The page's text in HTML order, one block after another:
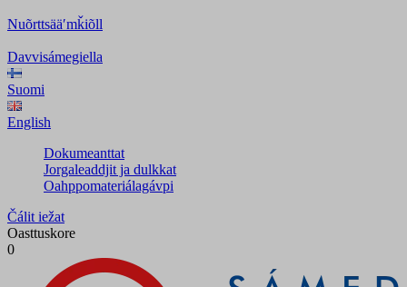
Nuõrttsääʹmǩiõll
Davvisámegiella
Suomi
English
Dokumeanttat
Jorgaleaddjit ja dulkkat
Oahppomateriálagávpi
Čálit iežat
Oasttuskore
0